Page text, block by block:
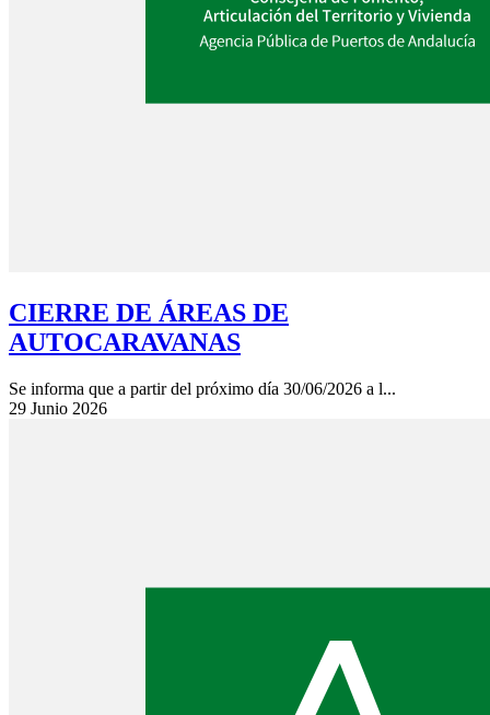
CIERRE DE ÁREAS DE
AUTOCARAVANAS
Se informa que a partir del próximo día 30/06/2026 a l...
29 Junio 2026